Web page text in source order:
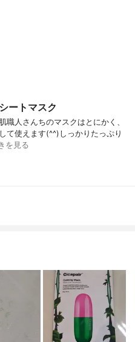
ートマスク
職人さんちのマスクはとにかく、
て使えます(^^)しっかりたっぷり
を見る